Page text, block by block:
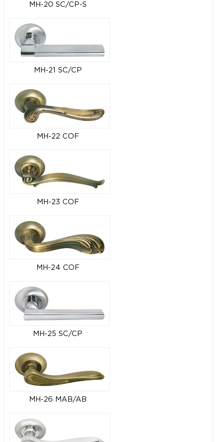
MH-20 SC/CP-S
MH-21 SC/CP
MH-22 COF
MH-23 COF
MH-24 COF
MH-25 SC/CP
MH-26 MAB/AB